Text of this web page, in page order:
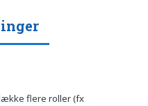
flere roller (fx